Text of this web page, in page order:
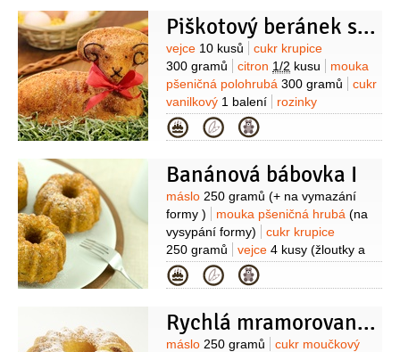
2 lžičky
cuketa 2 hrnky (nastrouhaná
i se slupkou)
Poleva:
bílek
1 kus
cukr moučkový 2 lžíce
šťáva
citronová
1 lžíce
Piškotový beránek s rozinkami
Suroviny
vejce 10 kusů
cukr krupice
300 gramů
citron 1/2 kusu
mouka
pšeničná polohrubá 300 gramů
cukr
vanilkový 1 balení
rozinky
300 gramů
marmeláda
(doporučuji Schwartau)
čokoláda
Kategorie
Banánová bábovka I
Suroviny
máslo 250 gramů (+ na vymazání
formy )
mouka pšeničná hrubá (na
vysypání formy)
cukr krupice
250 gramů
vejce 4 kusy (žloutky a
bílky zvlášť )
mouka pšeničná
polohrubá250 gramů
kypřící prášek
1 balíček
banány 250 gramů
mléko
2 lžíce
Kategorie
Rychlá mramorovaná tvarohová bábovka
máslo 250 gramů
cukr moučkový